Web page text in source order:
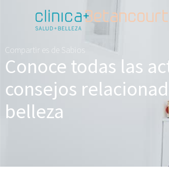
Compartir es de Sabios
Conoce todas las
consejos
belleza